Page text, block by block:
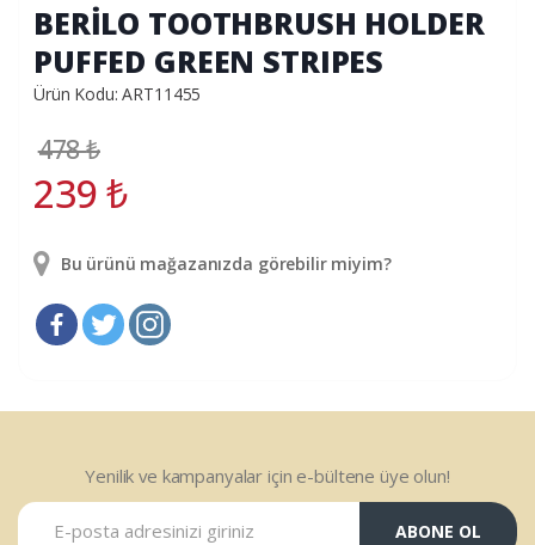
BERİLO TOOTHBRUSH HOLDER
PUFFED GREEN STRIPES
Ürün Kodu: ART11455
478₺
239₺
Bu ürünü mağazanızda görebilir miyim?
Yenilik ve kampanyalar için e-bültene üye olun!
ABONE OL